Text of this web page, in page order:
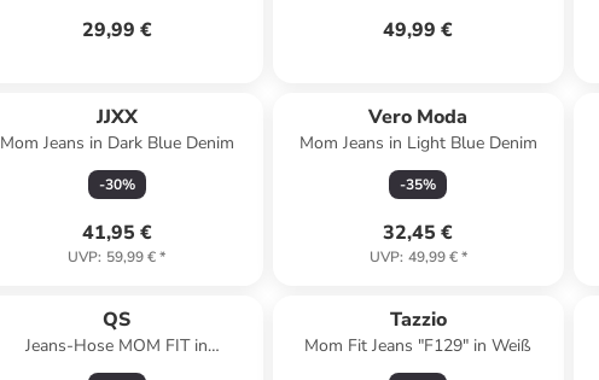
29,99 € 49,99 €
JJXX
Mom Jeans in Dark Blue Denim
-30%
41,95 €
UVP: 59,99 €*
Vero Moda
Mom Jeans in Light Blue Denim
-35%
32,45 €
UVP: 49,99 €*
QS
Jeans-Hose MOM FIT in
55Z2_hellblau
Tazzio
Mom Fit Jeans "F129" in Weiß